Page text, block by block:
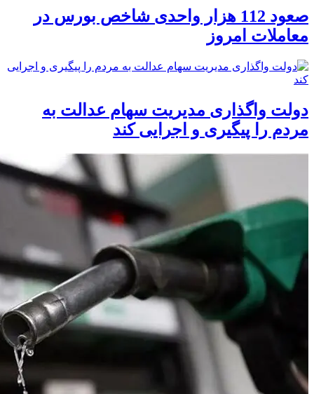
صعود 112 هزار واحدی شاخص بورس در
معاملات امروز
دولت واگذاری مدیریت سهام عدالت به
مردم را پیگیری و اجرایی کند